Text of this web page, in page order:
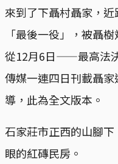
來到了下聶村聶家，
「最後一役」，被聶
從12月6日——最高法
傳媒一連四日刊載聶
導，此為全文版本。
石家莊市正西的山腳
眼的紅磚民房。